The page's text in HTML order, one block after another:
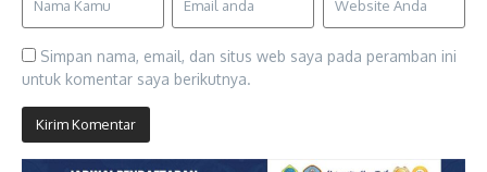
Simpan nama, email, dan situs web saya pada peramban ini
untuk komentar saya berikutnya.